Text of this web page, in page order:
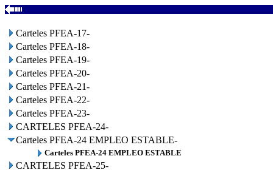
Carteles PFEA-17-
Carteles PFEA-18-
Carteles PFEA-19-
Carteles PFEA-20-
Carteles PFEA-21-
Carteles PFEA-22-
Carteles PFEA-23-
CARTELES PFEA-24-
Carteles PFEA-24 EMPLEO ESTABLE-
Carteles PFEA-24 EMPLEO ESTABLE
CARTELES PFEA-25-